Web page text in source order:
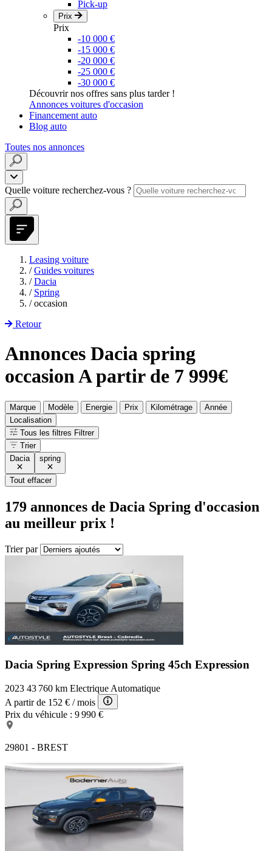
Pick-up
Prix
Prix
-10 000 €
-15 000 €
-20 000 €
-25 000 €
-30 000 €
Découvrir nos offres sans plus tarder !
Annonces voitures d'occasion
Financement auto
Blog auto
Toutes nos annonces
Quelle voiture recherchez-vous ?
Leasing voiture
/ Guides voitures
/ Dacia
/ Spring
/ occasion
Retour
Annonces Dacia spring
occasion A partir de 7 999€
Marque Modèle Energie Prix Kilométrage
Année
Localisation
Tous les filtres Filtrer
Trier
Dacia
spring
Tout effacer
179 annonces de Dacia Spring d'occasion
au meilleur prix !
Trier par
Dacia Spring Expression Spring 45ch Expression
2023 43 760 km Electrique Automatique
A partir de 152 € / mois
Prix du véhicule : 9 990 €
29801 - BREST